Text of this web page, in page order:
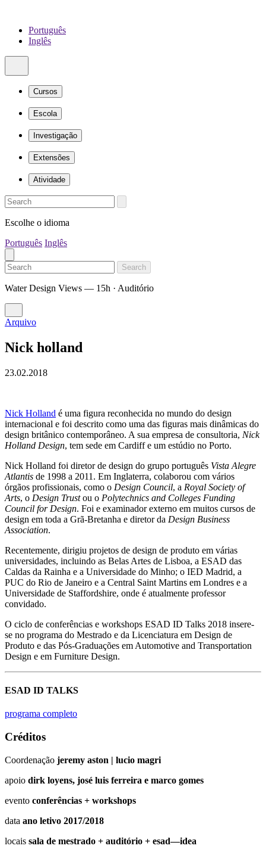
Português
Inglês
Cursos
Escola
Investigação
Extensões
Atividade
Escolhe o idioma
Português Inglês
Search
Water Design Views — 15h · Auditório
Arquivo
Nick holland
23.02.2018
Nick Holland é uma figura reconhecida no mundo do design
internacional e foi descrito como uma das figuras mais dinâmicas do
design britânico contemporâneo. A sua empresa de consultoria, Nick
Holland Design, tem sede em Cardiff e um estúdio no Porto.
Nick Holland foi diretor de design do grupo português Vista Alegre
Atlantis de 1998 a 2011. Em Inglaterra, colaborou com vários
órgãos profissionais, como o Design Council, a Royal Society of
Arts, o Design Trustou o Polytechnics and Colleges Funding
Council for Design. Foi e examinador externo em muitos cursos de
design em toda a Grã-Bretanha e diretor da Design Business
Association.
Recentemente, dirigiu projetos de design de produto em várias
universidades, incluindo as Belas Artes de Lisboa, a ESAD das
Caldas da Rainha e a Universidade do Minho; o IED Madrid, a
PUC do Rio de Janeiro e a Central Saint Martins em Londres e a
Universidade de Staffordshire, onde é atualmente professor
convidado.
O ciclo de conferências e workshops ESAD ID Talks 2018 insere-
se no programa do Mestrado e da Licenciatura em Design de
Produto e das Pós-Graduações em Automotive and Transportation
Design e em Furniture Design.
ESAD ID TALKS
programa completo
Créditos
Coordenação jeremy aston | lucio magri
apoio dirk loyens, josé luis ferreira e marco gomes
evento conferências + workshops
data ano letivo 2017/2018
locais sala de mestrado + auditório + esad—idea